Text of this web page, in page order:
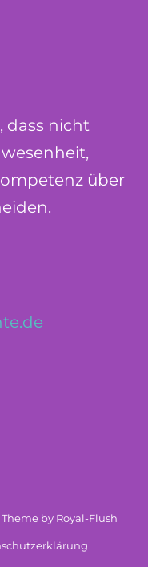
dass nicht
über
by Royal-Flush